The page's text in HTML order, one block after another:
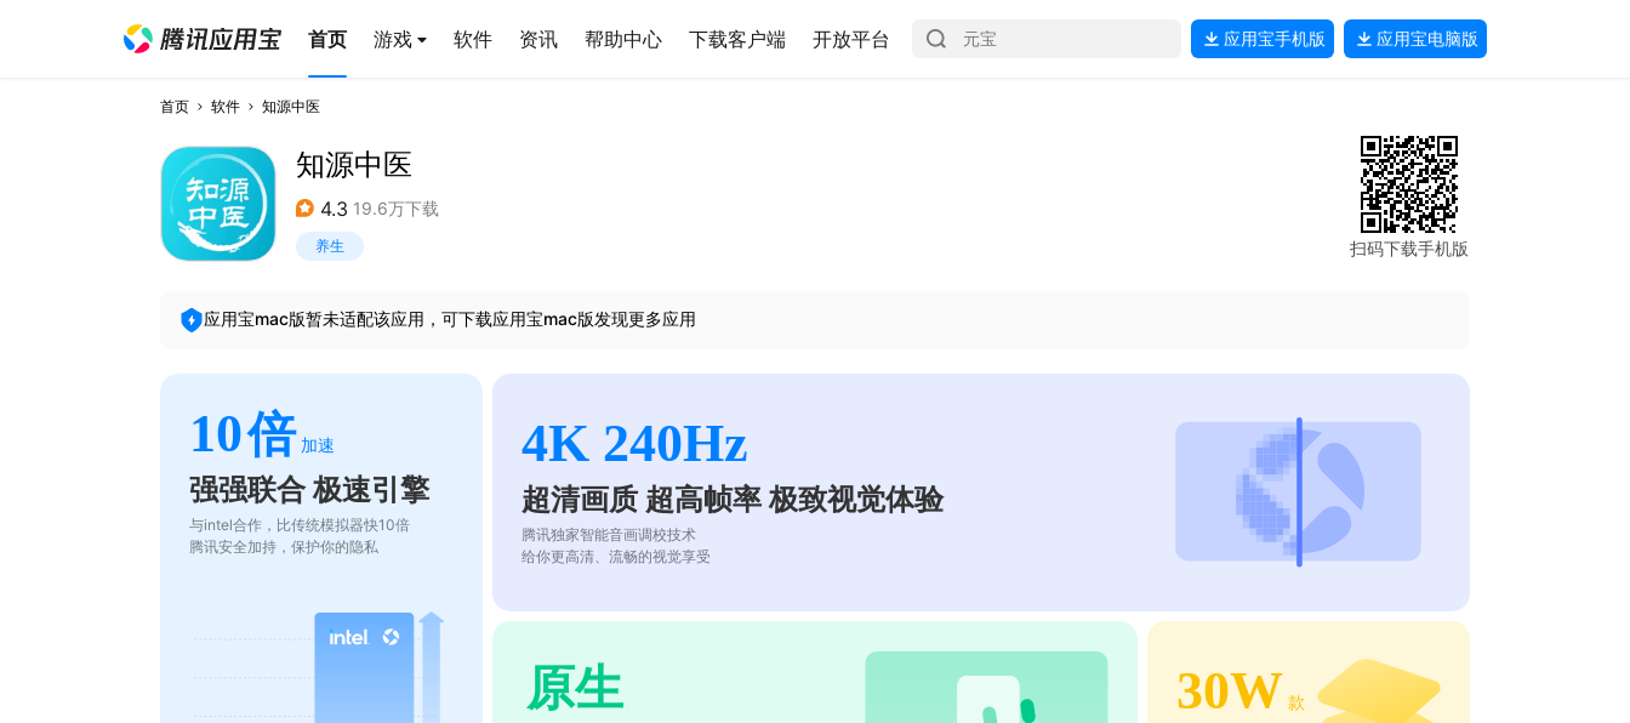
首页 游戏 软件 资讯 帮助中心 下载客户端 开放平台 应用宝手机版 应用宝电脑版
首页 软件 知源中医
知源中医
4.3 19.6万下载
养生 扫码下载手机版
应用宝mac版暂未适配该应用，可下载应用宝mac版发现更多应用
10倍 加速
强强联合 极速引擎
与intel合作，比传统模拟器快10倍
腾讯安全加持，保护你的隐私
4K 240Hz
超清画质 超高帧率 极致视觉体验
腾讯独家智能音画调校技术
给你更高清、流畅的视觉享受
原生 30W 款